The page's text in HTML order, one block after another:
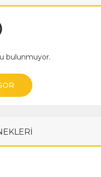
bulunmuyor.